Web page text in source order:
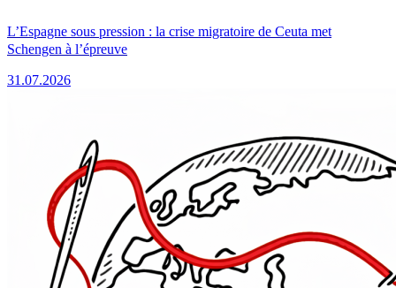
L’Espagne sous pression : la crise migratoire de Ceuta met
Schengen à l’épreuve
31.07.2026